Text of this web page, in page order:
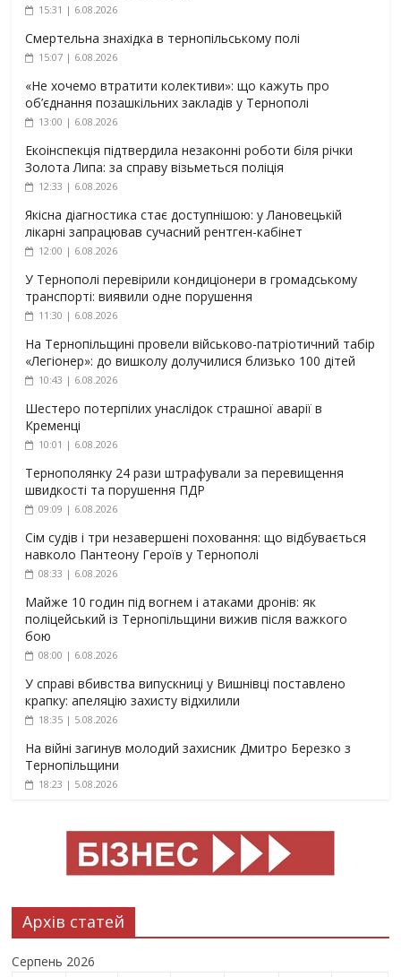
15:31 | 6.08.2026
Смертельна знахідка в тернопільському полі
15:07 | 6.08.2026
«Не хочемо втратити колективи»: що кажуть про
об’єднання позашкільних закладів у Тернополі
13:00 | 6.08.2026
Екоінспекція підтвердила незаконні роботи біля річки
Золота Липа: за справу візьметься поліція
12:33 | 6.08.2026
Якісна діагностика стає доступнішою: у Лановецькій
лікарні запрацював сучасний рентген-кабінет
12:00 | 6.08.2026
У Тернополі перевірили кондиціонери в громадському
транспорті: виявили одне порушення
11:30 | 6.08.2026
На Тернопільщині провели військово-патріотичний табір
«Легіонер»: до вишколу долучилися близько 100 дітей
10:43 | 6.08.2026
Шестеро потерпілих унаслідок страшної аварії в
Кременці
10:01 | 6.08.2026
Тернополянку 24 рази штрафували за перевищення
швидкості та порушення ПДР
09:09 | 6.08.2026
Сім судів і три незавершені поховання: що відбувається
навколо Пантеону Героїв у Тернополі
08:33 | 6.08.2026
Майже 10 годин під вогнем і атаками дронів: як
поліцейський із Тернопільщини вижив після важкого
бою
08:00 | 6.08.2026
У справі вбивства випускниці у Вишнівці поставлено
крапку: апеляцію захисту відхилили
18:35 | 5.08.2026
На війні загинув молодий захисник Дмитро Березко з
Тернопільщини
18:23 | 5.08.2026
Архів статей
Серпень 2026